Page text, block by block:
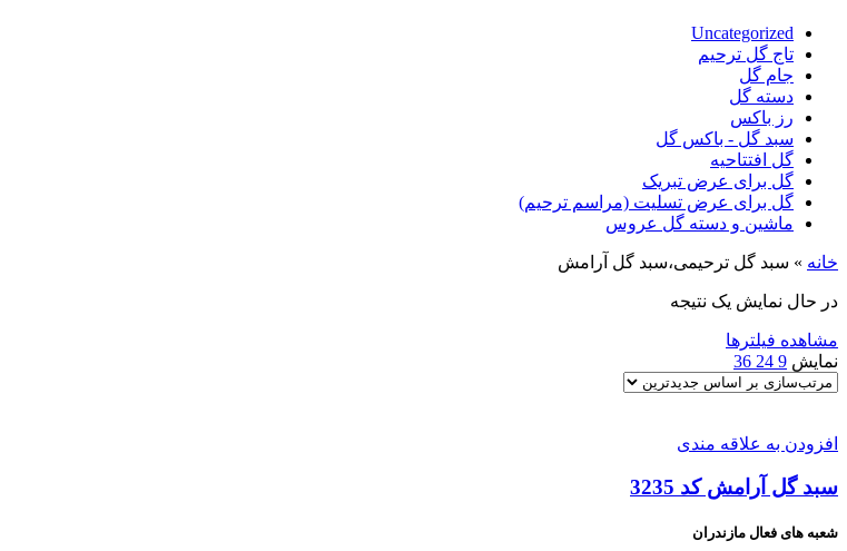
Uncategorized
تاج گل ترحیم
جام گل
دسته گل
رز باکس
سبد گل - باکس گل
گل افتتاحیه
گل برای عرض تبریک
گل برای عرض تسلیت (مراسم ترحیم)
ماشین و دسته گل عروس
خانه » سبد گل ترحیمی،سبد گل آرامش
در حال نمایش یک نتیجه
مشاهده فیلترها
نمایش 9
24
36
افزودن به علاقه مندی
سبد گل آرامش کد 3235
شعبه های فعال مازندران